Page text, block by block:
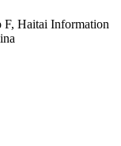
F, ​​Haitai Information